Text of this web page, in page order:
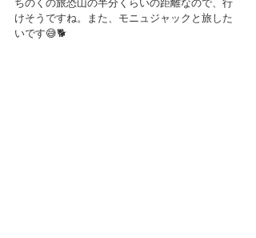
ちのくの旅恐山の半分くらいの距離なので、行
けそうですね。また、モニュジャックと旅した
いです😅🐕